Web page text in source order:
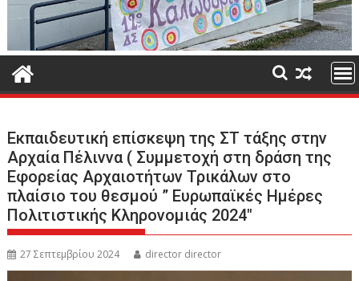
Εκπαιδευτική επίσκεψη της ΣΤ τάξης στην
Αρχαία Πέλιννα ( Συμμετοχή στη δράση της
Εφορείας Αρχαιοτήτων Τρικάλων στο
πλαίσιο του θεσμού ” Ευρωπαϊκές Ημέρες
Πολιτιστικής Κληρονομιάς 2024″
27 Σεπτεμβρίου 2024 director director